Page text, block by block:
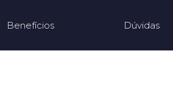
Dúvidas
Benefícios